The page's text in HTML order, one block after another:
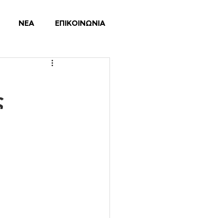
ΝΕΑ ΕΠΙΚΟΙΝΩΝΙΑ